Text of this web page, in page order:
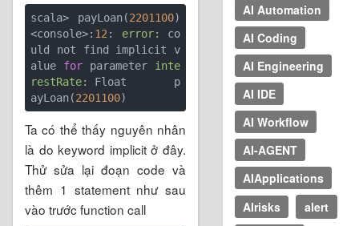
scala> payLoan(2201100)
<console>: 12: error:
co
uld not find implicit v
alue for parameter inte
restRate:
Float       p
ayLoan(2201100
Ta có thể thấy nguyên nhân
là do keyword implicit ở đây.
Thử sửa lại đoạn code và
thêm 1 statement như sau
vào trước function call
AI Automation
AI Coding
AI Engineering
AI IDE
AI Workflow
AI-AGENT
AIApplications
AIrisks
alert